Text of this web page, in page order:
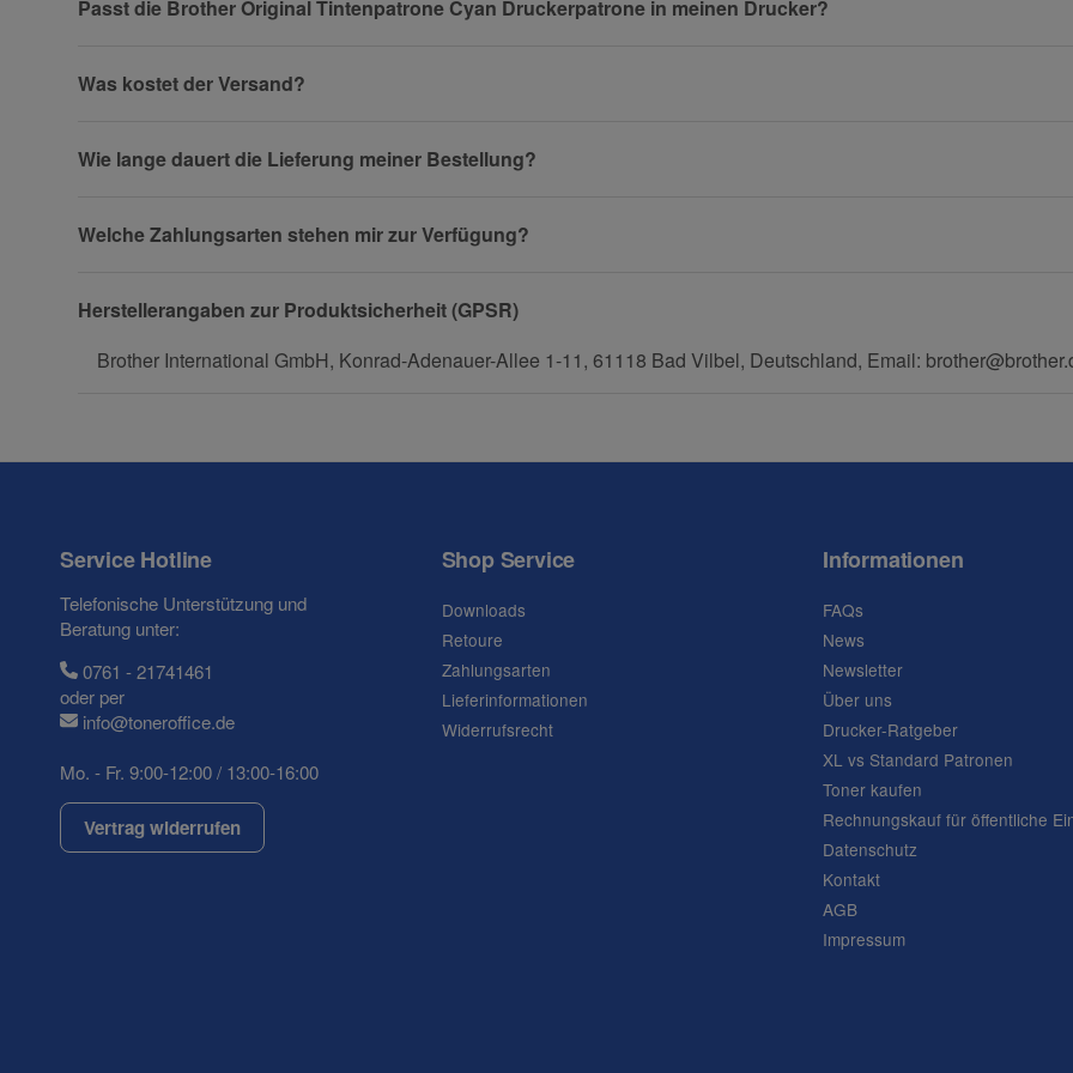
Telefon
Fax
Ihre Frage
Passt die Brother Original Tintenpatrone Cyan Druckerpatrone in meinen Drucker?
Was kostet der Versand?
Wie lange dauert die Lieferung meiner Bestellung?
Welche Zahlungsarten stehen mir zur Verfügung?
Herstellerangaben zur Produktsicherheit (GPSR)
Brother International GmbH, Konrad-Adenauer-Allee 1-11, 61118 Bad Vilbel, Deutschland, Email:
Service Hotline
Telefonische Unterstützung und
Beratung unter:
0761 - 21741461
oder per
info@toneroffice.de
Mo. - Fr. 9:00-12:00 / 13:00-16:00
Vertrag widerrufen
Shop Service
Downloads
Retoure
Zahlungsarten
Lieferinformationen
Widerrufsrecht
Informationen
FAQs
News
Newsletter
Über uns
Drucker-Ratgeber
XL vs Standard Patronen
Toner kaufen
Rechnungskauf für öffentliche
Datenschutz
Kontakt
AGB
Impressum